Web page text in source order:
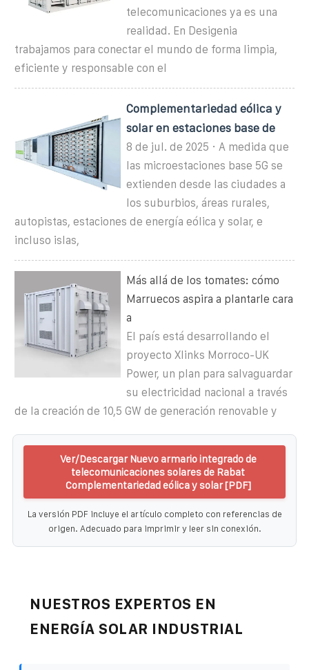
telecomunicaciones ya es una
realidad. En Desigenia
trabajamos para conectar el mundo de forma limpia,
eficiente y responsable con el
Complementariedad eólica y
solar en estaciones base de
8 de jul. de 2025 · A medida que
las microestaciones base 5G se
extienden desde las ciudades a
los suburbios, áreas rurales,
autopistas, estaciones de energía eólica y solar, e
incluso islas,
Más allá de los tomates: cómo
Marruecos aspira a plantarle cara
a
El país está desarrollando el
proyecto Xlinks Morroco-UK
Power, un plan para salvaguardar
su electricidad nacional a través
de la creación de 10,5 GW de generación renovable y
Ver/Descargar Nuevo armario integrado de
telecomunicaciones solares de Rabat
Complementariedad eólica y solar [PDF]
La versión PDF incluye el artículo completo con referencias de
origen. Adecuado para imprimir y leer sin conexión.
NUESTROS EXPERTOS EN
ENERGÍA SOLAR INDUSTRIAL